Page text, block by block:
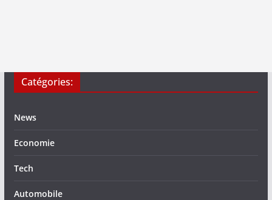
Catégories:
News
Economie
Tech
Automobile